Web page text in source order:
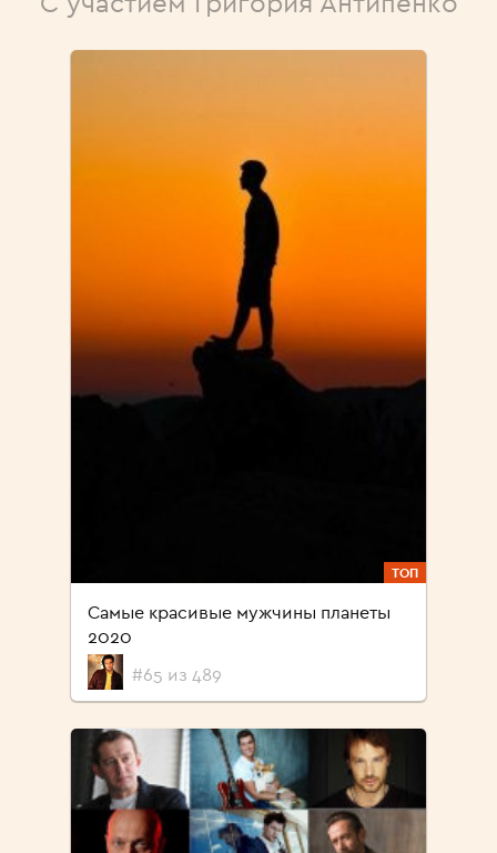
ТОП
Самые красивые мужчины планеты
2020
#65 из 489